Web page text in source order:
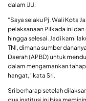
dalam UU.
“Saya selaku Pj. Wali Kota
pelaksanaan Pilkada ini
hingga selesai. Jadi kami
TNI, dimana sumber
Daerah (APBD) untuk
dalam mengamankan
hangat,” kata Sri.
Sri berharap setelah